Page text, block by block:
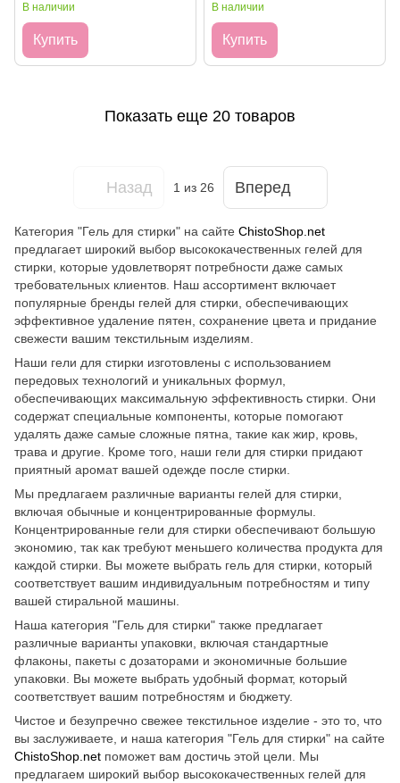
В наличии
Купить
В наличии
Купить
Показать еще 20 товаров
Назад 1 из 26 Вперед
Категория "Гель для стирки" на сайте ChistoShop.net
предлагает широкий выбор высококачественных гелей для
стирки, которые удовлетворят потребности даже самых
требовательных клиентов. Наш ассортимент включает
популярные бренды гелей для стирки, обеспечивающих
эффективное удаление пятен, сохранение цвета и придание
свежести вашим текстильным изделиям.
Наши гели для стирки изготовлены с использованием
передовых технологий и уникальных формул,
обеспечивающих максимальную эффективность стирки. Они
содержат специальные компоненты, которые помогают
удалять даже самые сложные пятна, такие как жир, кровь,
трава и другие. Кроме того, наши гели для стирки придают
приятный аромат вашей одежде после стирки.
Мы предлагаем различные варианты гелей для стирки,
включая обычные и концентрированные формулы.
Концентрированные гели для стирки обеспечивают большую
экономию, так как требуют меньшего количества продукта для
каждой стирки. Вы можете выбрать гель для стирки, который
соответствует вашим индивидуальным потребностям и типу
вашей стиральной машины.
Наша категория "Гель для стирки" также предлагает
различные варианты упаковки, включая стандартные
флаконы, пакеты с дозаторами и экономичные большие
упаковки. Вы можете выбрать удобный формат, который
соответствует вашим потребностям и бюджету.
Чистое и безупречно свежее текстильное изделие - это то, что
вы заслуживаете, и наша категория "Гель для стирки" на сайте
ChistoShop.net поможет вам достичь этой цели. Мы
предлагаем широкий выбор высококачественных гелей для